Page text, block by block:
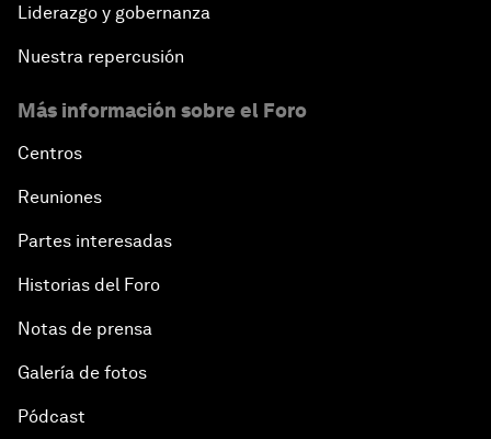
Liderazgo y gobernanza
Nuestra repercusión
Más información sobre el Foro
Centros
Reuniones
Partes interesadas
Historias del Foro
Notas de prensa
Galería de fotos
Pódcast